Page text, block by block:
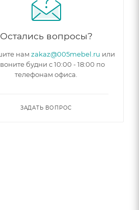
Остались вопросы?
нам zakaz@005mebel.ru или
будни с 10:00 - 18:00 по
телефонам офиса.
ЗАДАТЬ ВОПРОС